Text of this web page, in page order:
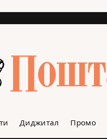
Диджитал Промо